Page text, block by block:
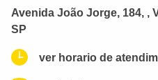
Avenida João Jorge, 184, ,
SP
ver horario de